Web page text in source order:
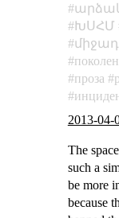
ԽՍՀՄ
проза
2013-04-
The
such a
be more
because